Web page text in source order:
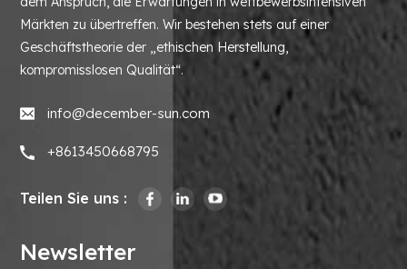
Märkten zu übertreffen. Wir bestehen stets auf einer
Geschäftstheorie der „ethischen Herstellung,
kompromisslosen Qualität“.
info@december-sun.com
+8613450668795
Teilen Sie uns :
Newsletter